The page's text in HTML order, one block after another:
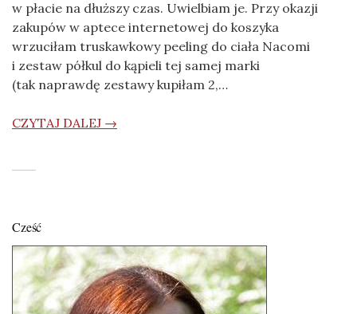
w płacie na dłuższy czas. Uwielbiam je. Przy okazji
zakupów w aptece internetowej do koszyka
wrzuciłam truskawkowy peeling do ciała Nacomi
i zestaw półkul do kąpieli tej samej marki
(tak naprawdę zestawy kupiłam 2,…
CZYTAJ DALEJ →
Cześć